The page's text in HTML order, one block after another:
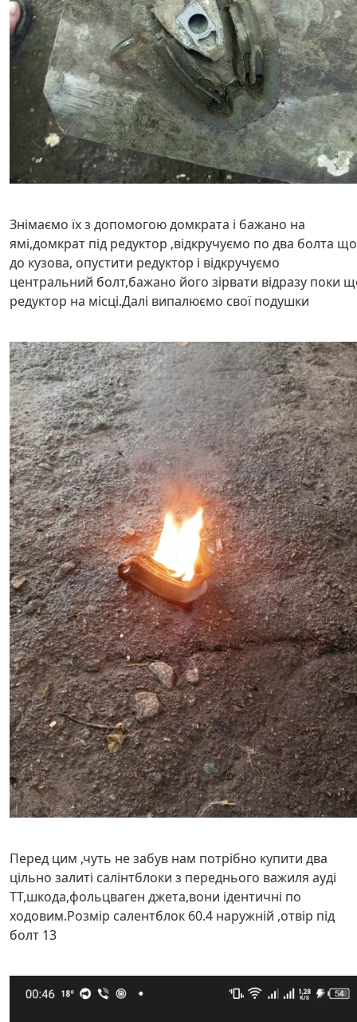
Знімаємо їх з допомогою домкрата і бажано на
ямі,домкрат під редуктор ,відкручуємо по два болта що
до кузова, опустити редуктор і відкручуємо
центральний болт,бажано його зірвати відразу поки
редуктор на місці.Далі випалюємо свої подушки
Перед цим ,чуть не забув нам потрібно купити два
цільно залиті салінтблоки з переднього важиля ауді
ТТ,шкода,фольцваген джета,вони ідентичні по
ходовим.Розмір салентблок 60.4 наружній ,отвір під
болт 13